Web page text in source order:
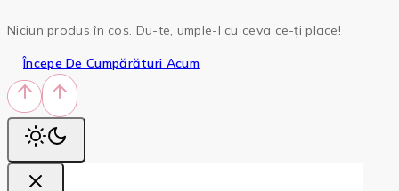
Niciun produs în coș. Du-te, umple-l cu ceva ce-ți place!
Începe De Cumpărături Acum